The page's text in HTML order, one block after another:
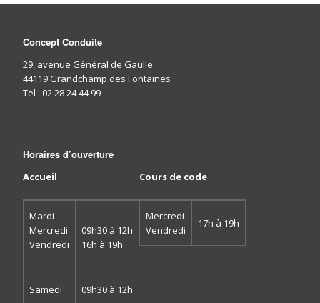
Concept Conduite
29, avenue Général de Gaulle
44119 Grandchamp des Fontaines
Tel : 02 28 24 44 99
Horaires d’ouverture
Accueil
Mardi
Mercredi
Vendredi
09h30 à 12h
16h à 19h
Samedi 09h30 à 12h
Cours de code
Mercredi
Vendredi
17h à 19h